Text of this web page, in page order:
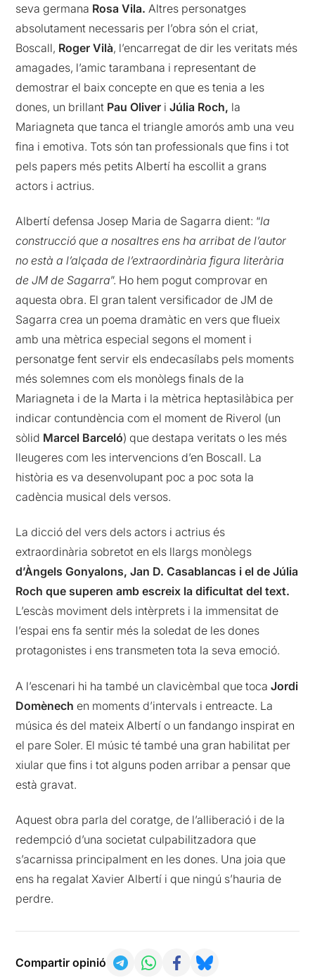
seva germana Rosa Vila. Altres personatges
absolutament necessaris per l’obra són el criat,
Boscall, Roger Vilà, l’encarregat de dir les veritats més
amagades, l’amic tarambana i representant de
demostrar el baix concepte en que es tenia a les
dones, un brillant Pau Oliver iJúlia Roch, la
Mariagneta que tanca el triangle amorós amb una veu
fina i emotiva. Tots són tan professionals que fins i tot
pels papers més petits Albertí ha escollit a grans
actors i actrius.
Albertí defensa Josep Maria de Sagarra dient: “la
construcció que a nosaltres ens ha arribat de l’autor
no està a l’alçada de l’extraordinària figura literària
de JM de Sagarra”. Ho hem pogut comprovar en
aquesta obra. El gran talent versificador de JM de
Sagarra crea un poema dramàtic en vers que flueix
amb una mètrica especial segons el moment i
personatge fent servir els endecasílabs pels moments
més solemnes com els monòlegs finals de la
Mariagneta i de la Marta i la mètrica heptasilàbica per
indicar contundència com el moment de Riverol (un
sòlid Marcel Barceló) que destapa veritats o les més
lleugeres com les intervencions d’en Boscall. La
història es va desenvolupant poc a poc sota la
cadència musical dels versos.
La dicció del vers dels actors i actrius és
extraordinària sobretot en els llargs monòlegs
d’Àngels Gonyalons, Jan D. Casablancas i el de Júlia
Roch que superen amb escreix la dificultat del text.
L’escàs moviment dels intèrprets i la immensitat de
l’espai ens fa sentir més la soledat de les dones
protagonistes i ens transmeten tota la seva emoció.
A l’escenari hi ha també un clavicèmbal que tocaJordi
Domènech en moments d’intervals i entreacte. La
música és del mateix Albertí o un fandango inspirat en
el pare Soler. El músic té també una gran habilitat per
xiular que fins i tot alguns poden arribar a pensar que
està gravat.
Aquest obra parla del coratge, de l’alliberació i de la
redempció d’una societat culpabilitzadora que
s’acarnissa principalment en les dones. Una joia que
ens ha regalat Xavier Albertí i que ningú s’hauria de
perdre.
Compartir opinió